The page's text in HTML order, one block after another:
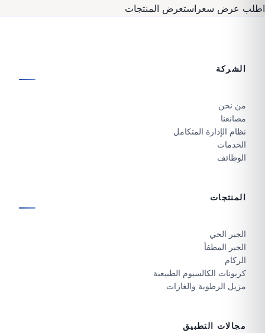
اطلب عرض سعر استعرض المنتجات
الشركة
من نحن
مصانعنا
نظام الإدارة المتكامل
الخدمات
الوظائف
المنتجات
الجير الحي
الجير المطفأ
الركام
كربونات الكالسيوم الطبيعية
مزيل الرطوبة والغازات
مجالات التطبيق